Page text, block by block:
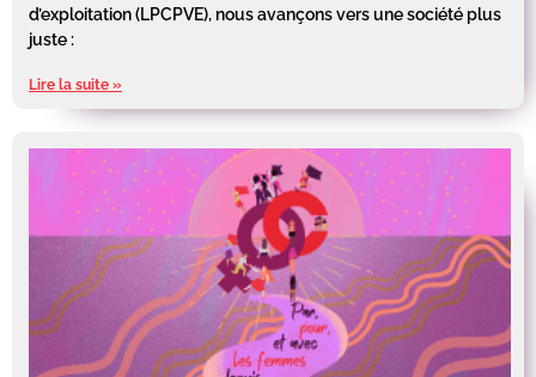
d’exploitation (LPCPVE), nous avançons vers une société plus
juste :
Lire la suite »